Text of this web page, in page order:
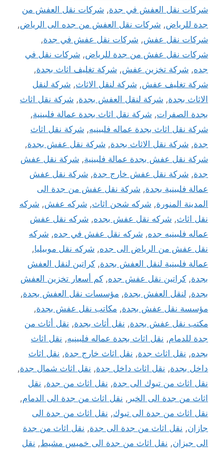
شركات نقل العفش في جدة, شركات نقل العفش من
جدة للرياض, شركات نقل العفش من جده الى الرياض,
شركات نقل عفش, شركات نقل عفش في جدة,
شركات نقل عفش من جدة للرياض, شركات نقل في
جده, شركة تخزين عفش, شركة تغليف اثاث بجدة,
شركة تغليف عفش, شركة لنقل الاثاث, شركة لنقل
الاثاث بجدة, شركة لنقل العفش بجدة, شركة نقل اثاث
بجدة الصفرات, شركة نقل اثاث بجدة عمالة فلبينية,
شركة نقل اثاث بجدة عماله فلبينيه, شركة نقل اثاث
جدة, شركة نقل الاثاث بجدة, شركة نقل عفش بجدة,
شركة نقل عفش بجدة عمالة فلبينية, شركة نقل عفش
جدة, شركة نقل عفش خارج جدة, شركة نقل عفش
عمالة فلبينية بجدة, شركة نقل عفش من جدة الى
المدينة المنورة, شركه شحن اثاث, شركه عفش, شركه
نقل اثاث, شركه نقل عفش بجده, شركه نقل عفش
عماله فلبينيه جده, شركه نقل عفش في جده, شركه
نقل عفش من الرياض الى جده, شركه نقل موبيليا,
عمالة فلبينية لنقل العفش بجدة, كراتين لنقل العفش
بجدة, كراتين نقل عفش جده, كم أسعار تخزين العفش
بجدة, لنقل العفش بجدة, مؤسسات نقل العفش بجدة,
مؤسسة نقل عفش بجدة, مكاتب نقل عفش بجدة,
مكتب نقل عفش بجدة, نقل أثاث بجدة, نقل أثاث من
جدة للدمام, نقل اثاث بجدة عماله فلبينيه, نقل اثاث
بجده, نقل اثاث جدة, نقل اثاث خارج جدة, نقل اثاث
داخل بجدة, نقل اثاث داخل جدة, نقل اثاث شمال جدة,
نقل اثاث من تبوك الى جدة, نقل اثاث من جدة, نقل
اثاث من جدة الى الخبر , نقل اثاث من جدة الى الدمام,
نقل اثاث من جدة الى تبوك, نقل اثاث من جدة الى
جازان, نقل اثاث من جدة الى جدة, نقل اثاث من جدة
الى جيزان, نقل اثاث من جدة الى خميس مشيط, نقل